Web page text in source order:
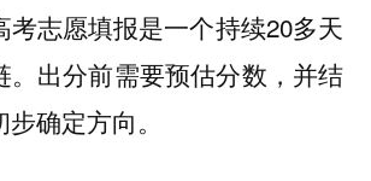
考志愿填报是一个持续20多天
。出分前需要预估分数，并结
确定方向。